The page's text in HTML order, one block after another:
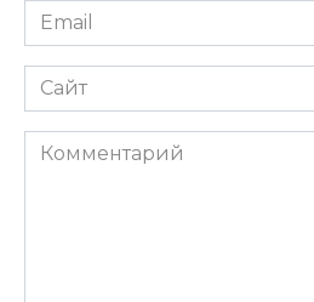
Email
Сайт
Комментарий